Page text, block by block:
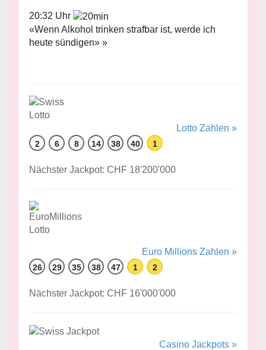
20:32 Uhr
«Wenn Alkohol trinken strafbar ist, werde ich
heute sündigen» »
Lotto Zahlen »
2 6 8 14 38 40 1
Nächster Jackpot: CHF 18'200'000
Euro Millions Zahlen »
26 29 35 38 47 1 2
Nächster Jackpot: CHF 16'000'000
Casino Jackpots »